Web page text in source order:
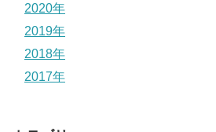
2020年
2019年
2018年
2017年